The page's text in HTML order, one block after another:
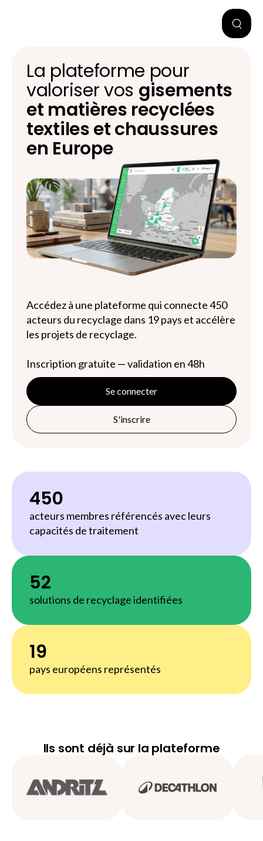
La plateforme pour
valoriser vos gisements
et matières recyclées
textiles et chaussures
en Europe
Accédez à une plateforme qui connecte 450
acteurs du recyclage dans 19 pays et accélère
les projets de recyclage.
Inscription gratuite — validation en 48h
Se connecter
S'inscrire
450
acteurs membres référencés avec leurs
capacités de traitement
52
solutions de recyclage identifiées
19
pays européens représentés
Ils sont déjà sur la plateforme